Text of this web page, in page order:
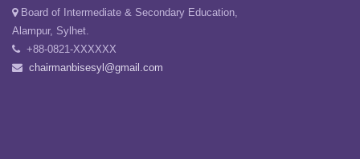
Board of Intermediate & Secondary Education,
Alampur, Sylhet.
+88-0821-XXXXXX